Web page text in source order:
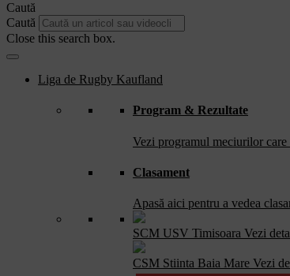
Caută
Caută
Close this search box.
Liga de Rugby Kaufland
Program & Rezultate
Vezi programul meciurilor care
Clasament
Apasă aici pentru a vedea
SCM USV Timisoara Vezi
CSM Stiinta Baia Mare Vezi